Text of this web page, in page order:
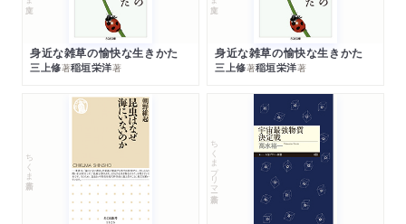
身近な雑草の愉快な生きかた
三上修著稲垣栄洋著
身近な雑草の愉快な生きかた
三上修著稲垣栄洋著
ちくま新書 ちくまプリマー新書